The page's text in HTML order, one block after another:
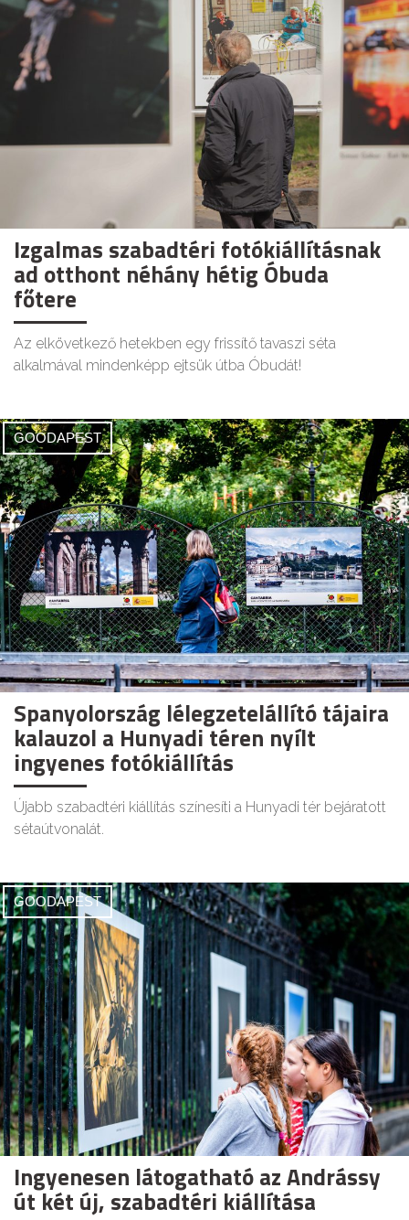
Izgalmas szabadtéri fotókiállításnak
ad otthont néhány hétig Óbuda
főtere
Az elkövetkező hetekben egy frissítő tavaszi séta
alkalmával mindenképp ejtsük útba Óbudát!
GOODAPEST
Spanyolország lélegzetelállító tájaira
kalauzol a Hunyadi téren nyílt
ingyenes fotókiállítás
Újabb szabadtéri kiállítás színesíti a Hunyadi tér bejáratott
sétaútvonalát.
GOODAPEST
Ingyenesen látogatható az Andrássy
út két új, szabadtéri kiállítása